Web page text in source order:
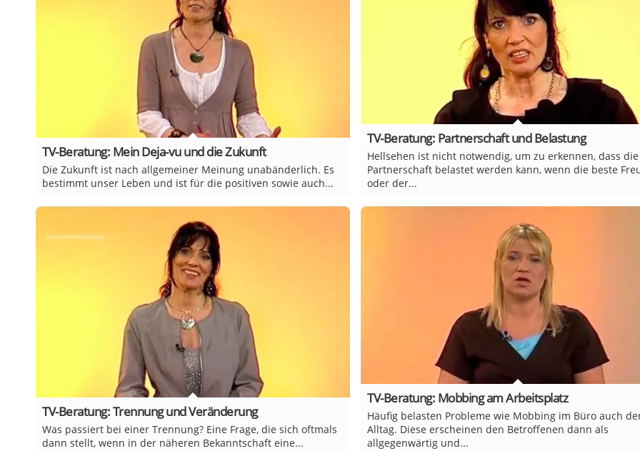
TV-Beratung: Mein Deja-vu und die Zukunft
Die Zukunft ist nach allgemeiner Meinung unabänderlich. Es
bestimmt unser Leben und ist für die positiven sowie auch...
TV-Beratung: Partnerschaft und Belastung
Hellsehen ist nicht notwendig, um zu erkennen, dass die
Partnerschaft belastet werden kann, wenn die beste
oder der...
TV-Beratung: Trennung und Veränderung
Was passiert bei einer Trennung? Eine Frage, die sich oftmals
dann stellt, wenn in der näheren Bekanntschaft eine...
TV-Beratung: Mobbing am Arbeitsplatz
Häufig belasten Probleme wie Mobbing im Büro auch
Alltag. Diese erscheinen den Betroffenen dann als
allgegenwärtig und...